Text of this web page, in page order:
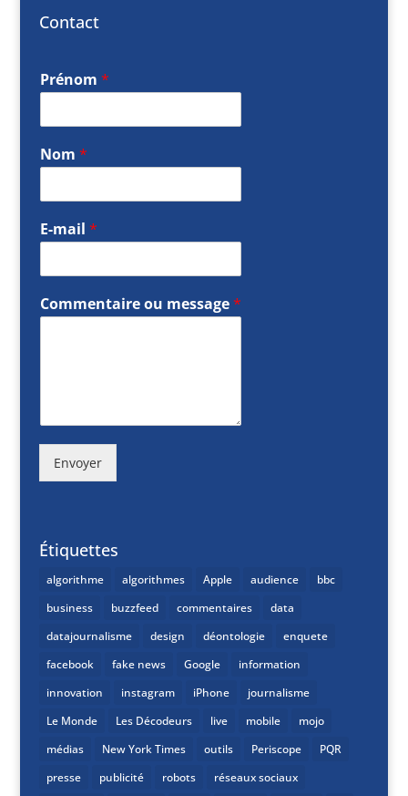
Contact
Prénom *
Nom *
E-mail *
Commentaire ou message*
Envoyer
Étiquettes
algorithme algorithmes Apple audience
bbc
business
buzzfeed commentaires
data
datajournalisme
design déontologie
enquete
facebook
fake news Google
information
innovation
instagram iPhone
journalisme
Le Monde
Les Décodeurs live mobile
mojo
médias
New York Times outils Periscope
PQR
presse
publicité robots réseaux sociaux